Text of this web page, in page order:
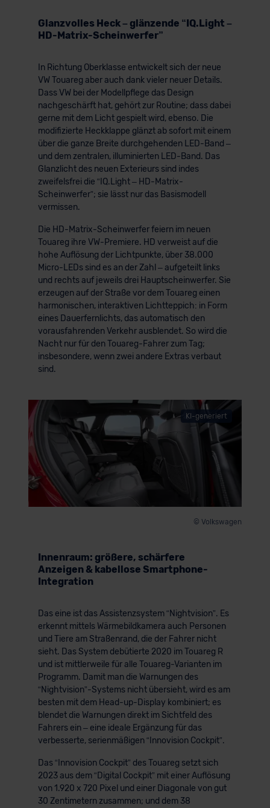
Glanzvolles Heck – glänzende “IQ.Light –
HD-Matrix-Scheinwerfer”
In Richtung Oberklasse entwickelt sich der neue
VW Touareg aber auch dank vieler neuer Details.
Dass VW bei der Modellpflege das Design
nachgeschärft hat, gehört zur Routine; dass dabei
gerne mit dem Licht gespielt wird, ebenso. Die
modifizierte Heckklappe glänzt ab sofort mit einem
über die ganze Breite durchgehenden LED-Band –
und dem zentralen, illuminierten LED-Band. Das
Glanzlicht des neuen Exterieurs sind indes
zweifelsfrei die “IQ.Light – HD-Matrix-
Scheinwerfer”; sie lässt nur das Basismodell
vermissen.
Die HD-Matrix-Scheinwerfer feiern im neuen
Touareg ihre VW-Premiere. HD verweist auf die
hohe Auflösung der Lichtpunkte, über 38.000
Micro-LEDs sind es an der Zahl – aufgeteilt links
und rechts auf jeweils drei Hauptscheinwerfer. Sie
erzeugen auf der Straße vor dem Touareg einen
harmonischen, interaktiven Lichtteppich: in Form
eines Dauerfernlichts, das automatisch den
vorausfahrenden Verkehr ausblendet. So wird die
Nacht nur für den Touareg-Fahrer zum Tag;
insbesondere, wenn zwei andere Extras verbaut
sind.
KI-generiert
© Volkswagen
Innenraum: größere, schärfere
Anzeigen & kabellose Smartphone-
Integration
Das eine ist das Assistenzsystem “Nightvision”. Es
erkennt mittels Wärmebildkamera auch Personen
und Tiere am Straßenrand, die der Fahrer nicht
sieht. Das System debütierte 2020 im Touareg R
und ist mittlerweile für alle Touareg-Varianten im
Programm. Damit man die Warnungen des
“Nightvision”-Systems nicht übersieht, wird es am
besten mit dem Head-up-Display kombiniert; es
blendet die Warnungen direkt im Sichtfeld des
Fahrers ein – eine ideale Ergänzung für das
verbesserte, serienmäßigen “Innovision Cockpit”.
Das “Innovision Cockpit” des Touareg setzt sich
2023 aus dem “Digital Cockpit” mit einer Auflösung
von 1.920 x 720 Pixel und einer Diagonale von gut
30 Zentimetern zusammen; und dem 38